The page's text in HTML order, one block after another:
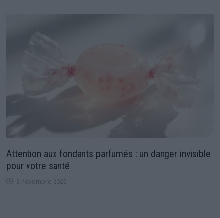
Attention aux fondants parfumés : un danger invisible
pour votre santé
3 novembre 2025